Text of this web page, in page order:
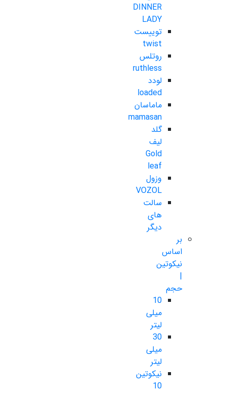
DINNER
LADY
توییست
twist
روتلس
ruthless
لودد
loaded
ماماسان
mamasan
گلد
لیف
Gold
leaf
وزول
VOZOL
سالت
های
دیگر
بر
اساس
نیکوتین
|
حجم
10
میلی
لیتر
30
میلی
لیتر
نیکوتین
10